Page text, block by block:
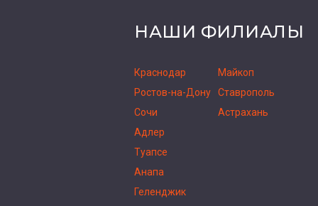
НАШИ ФИЛИАЛЫ
Краснодар
Ростов-на-Дону
Сочи
Адлер
Туапсе
Анапа
Геленджик
Майкоп
Ставрополь
Астрахань